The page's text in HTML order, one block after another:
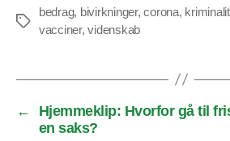
Tags
bedrag, bivirkninger,corona,
vacciner,videnskab
←
Hjemmeklip: Hvorfor gå til
en saks?